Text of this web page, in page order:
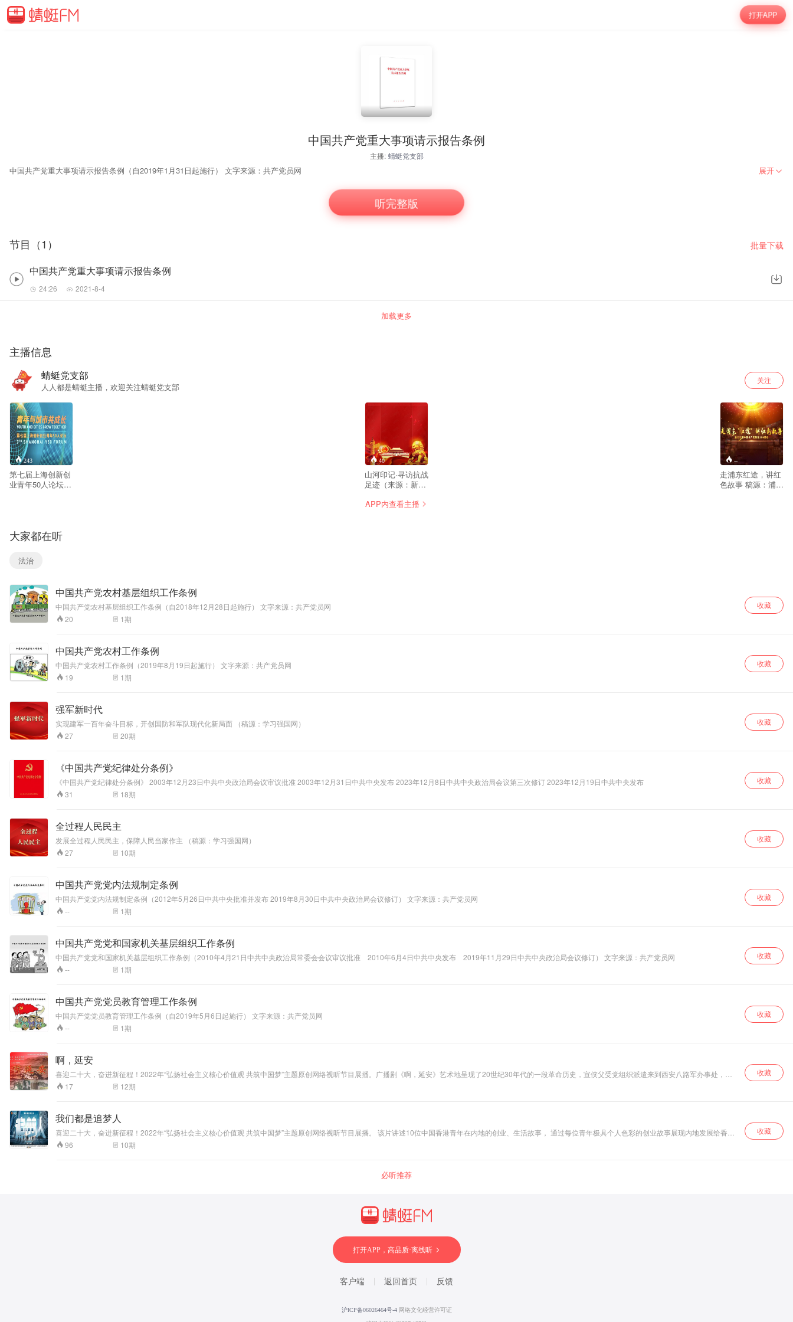
打开APP
中国共产党重大事项请示报告条例
主播: 蜻蜓党支部
中国共产党重大事项请示报告条例（自2019年1月31日起施行） 文字来源：共产党员网 展开
听完整版
节目（1） 批量下载
中国共产党重大事项请示报告条例
24:26 2021-8-4
加载更多
主播信息
蜻蜓党支部
人人都是蜻蜓主播，欢迎关注蜻蜓党支部
关注
243
第七届上海创新创
业青年50人论坛是
含主论坛与青年科
创嘉年华两大活动
板块。
40
山河印记·寻访抗战
足迹（来源：新华
--
走浦东红途，讲红
色故事 稿源：浦东
APP内查看主播
大家都在听
法治
中国共产党农村基层组织工作条例
中国共产党农村基层组织工作条例（自2018年12月28日起施行） 文字来源：共产党员网
20
1期
收藏
中国共产党农村工作条例
中国共产党农村工作条例（2019年8月19日起施行） 文字来源：共产党员网
19
1期
收藏
强军新时代
实现建军一百年奋斗目标，开创国防和军队现代化新局面 （稿源：学习强国网）
27
20期
收藏
《中国共产党纪律处分条例》
《中国共产党纪律处分条例》 2003年12月23日中共中央政治局会议审议批准 2003年12月31日中共中央发布 2023年12月8日中共中央政治局会议第三次修订 2023年12月19日中共中央发布
31
18期
收藏
全过程人民民主
发展全过程人民民主，保障人民当家作主 （稿源：学习强国网）
27
10期
收藏
中国共产党党内法规制定条例
中国共产党党内法规制定条例（2012年5月26日中共中央批准并发布 2019年8月30日中共中央政治局会议修订） 文字来源：共产党员网
--
1期
收藏
中国共产党党和国家机关基层组织工作条例
中国共产党党和国家机关基层组织工作条例（2010年4月21日中共中央政治局常委会会议审议批准 2010年6月4日中共中央发布 2019年11月29日中共中央政治局会议修订） 文字来源：共产党员网
--
1期
收藏
中国共产党党员教育管理工作条例
中国共产党党员教育管理工作条例（自2019年5月6日起施行） 文字来源：共产党员网
--
1期
收藏
啊，延安
喜迎二十大，奋进新征程！2022年“弘扬社会主义核心价值观 共筑中国梦”主题原创网络视听节目展播。广播剧《啊，延安》艺术地呈现了20世纪30年代的一段革命历史，宣侠父受党组织派遣来到西安八路军办事处，积
极开展抗日民族统一战线工作，协助输送大批进步青年奔赴延安、为八路军抗日前线筹集枪支弹药、为陕甘宁边区转送大量物资等。该剧缅怀革命前辈，致敬革命先烈，激励今天的人们要听党话、跟党走，不忘初心、牢
记使命，奋进新时代，开创新辉煌。
17 12期
收藏
我们都是追梦人
喜迎二十大，奋进新征程！2022年“弘扬社会主义核心价值观 共筑中国梦”主题原创网络视听节目展播。 该片讲述10位中国香港青年在内地的创业、生活故事， 通过每位青年极具个人色彩的创业故事展现内地发展给香港
青年带来的全新机遇， 看他们如何把个人理想融入国家发展大局，让自我价值得以实现。
96 10期
收藏
必听推荐
打开APP，高品质·离线听
客户端 返回首页 反馈
沪ICP备06026464号-4 网络文化经营许可证